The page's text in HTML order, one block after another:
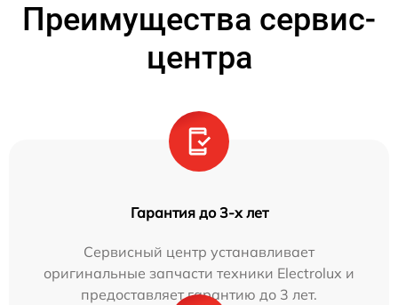
Преимущества сервис-
центра
Гарантия до 3-х лет
Сервисный центр устанавливает
оригинальные запчасти техники Electrolux и
предоставляет гарантию до 3 лет.